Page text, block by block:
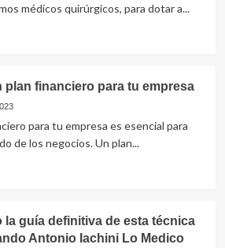
médicos quirúrgicos, para dotar a...
plan financiero para tu empresa
para tu empresa es esencial para
de los negocios. Un plan...
la guía definitiva de esta técnica
Antonio Iachini Lo Medico